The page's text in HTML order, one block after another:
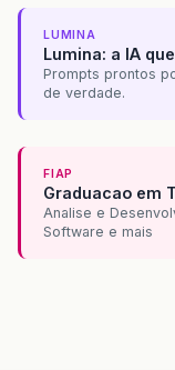
LUMINA
Lumina: a IA
Prompts prontos
de verdade.
FIAP
Graduacao em
Analise e
Software e mais